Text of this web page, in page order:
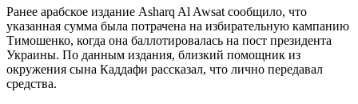
Ранее арабское издание Asharq Al Awsat сообщило, что
указанная сумма была потрачена на избирательную кампанию
Тимошенко, когда она баллотировалась на пост президента
Украины. По данным издания, близкий помощник из
окружения сына Каддафи рассказал, что лично передавал
средства.